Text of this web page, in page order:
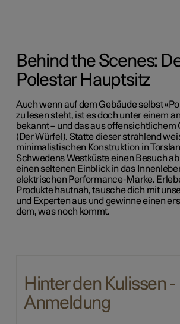
Behind the Scenes:
Polestar Hauptsitz
Auch wenn auf dem Gebäude selbst
zu lesen steht, ist es doch unter einem
bekannt – und das aus offensichtlichem
(Der Würfel). Statte dieser strahlend
minimalistischen Konstruktion in
Schwedens Westküste einen Besuch
einen seltenen Einblick in das
elektrischen Performance-Marke.
Produkte hautnah, tausche dich mit
und Experten aus und gewinne einen
dem, was noch kommt.
Hinter den Kulissen -
Anmeldung